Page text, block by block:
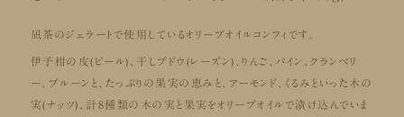
凪茶のジェラートで使用しているオリーブオイルコンフィです。
伊予柑の皮(ピール)、干しブドウ(レーズン)、りんご、パイン、クランベリ
ー、プルーンと、たっぷりの果実の恵みと、アーモンド、くるみといった木の
実(ナッツ)、計8種類の木の実と果実をオリーブオイルで漬け込んでいま